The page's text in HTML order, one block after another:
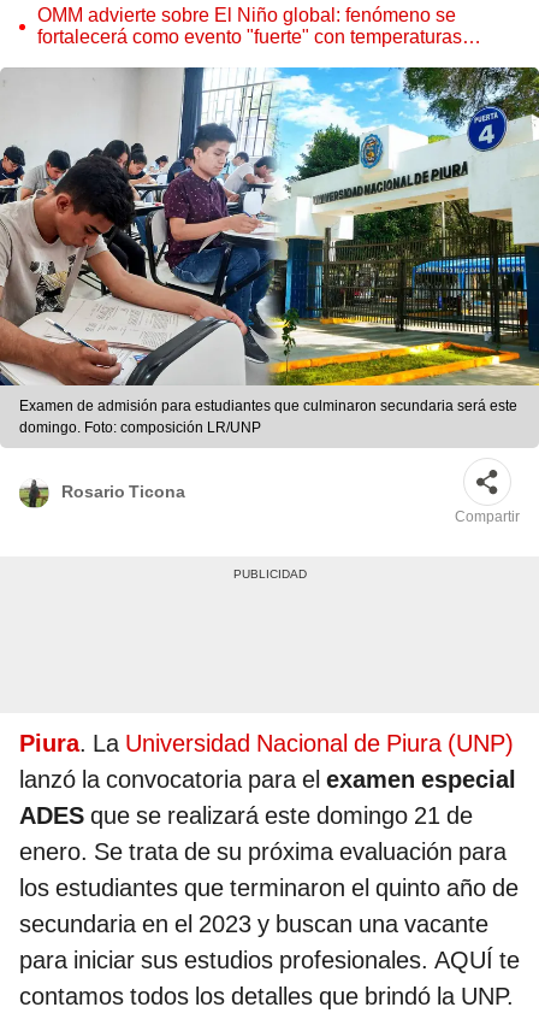
OMM advierte sobre El Niño global: fenómeno se
fortalecerá como evento "fuerte" con temperaturas
Examen de admisión para estudiantes que culminaron secundaria será este
domingo. Foto: composición LR/UNP
Rosario Ticona
Compartir
Piura. La Universidad Nacional de Piura (UNP)
lanzó la convocatoria para el examen especial
ADES que se realizará este domingo 21 de
enero. Se trata de su próxima evaluación para
los estudiantes que terminaron el quinto año de
secundaria en el 2023 y buscan una vacante
para iniciar sus estudios profesionales. AQUÍ te
contamos todos los detalles que brindó la UNP.